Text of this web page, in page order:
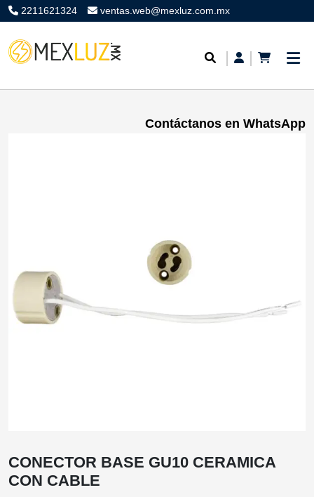
2211621324 ventas.web@mexluz.com.mx
Contáctanos en WhatsApp
CONECTOR BASE GU10 CERAMICA
CON CABLE